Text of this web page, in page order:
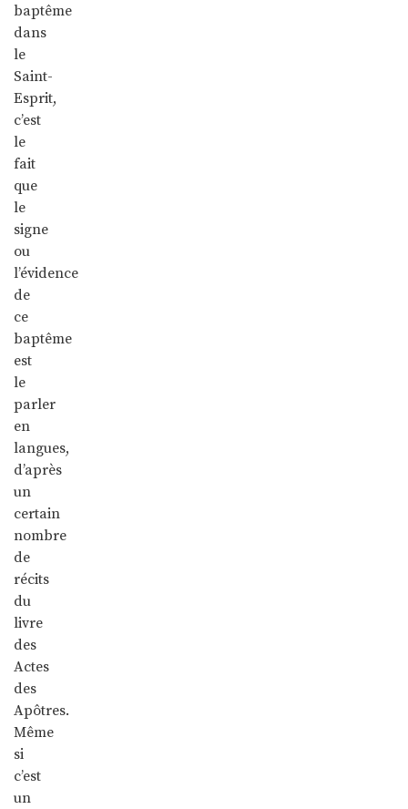
baptême
dans
le
Saint-
Esprit,
c’est
le
fait
que
le
signe
ou
l’évidence
de
ce
baptême
est
le
parler
en
langues,
d’après
un
certain
nombre
de
récits
du
livre
des
Actes
des
Apôtres.
Même
si
c’est
un